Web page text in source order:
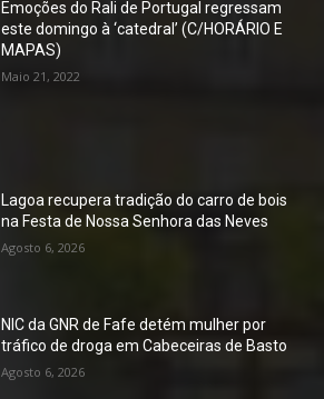
Emoções do Rali de Portugal regressam
este domingo à ‘catedral’ (C/HORÁRIO E
MAPAS)
Maio 21, 2022
Lagoa recupera tradição do carro de bois
na Festa de Nossa Senhora das Neves
Agosto 6, 2026
NIC da GNR de Fafe detém mulher por
tráfico de droga em Cabeceiras de Basto
Agosto 6, 2026